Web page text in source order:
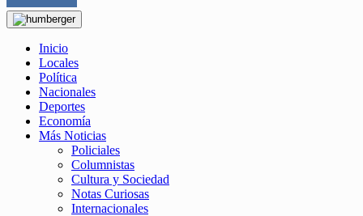
Inicio
Locales
Política
Nacionales
Deportes
Economía
Más Noticias
Policiales
Columnistas
Cultura y Sociedad
Notas Curiosas
Internacionales